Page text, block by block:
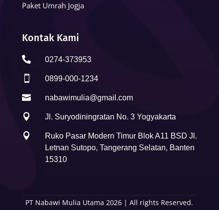
Paket Umrah Jogja
Kontak Kami
 0274-373953
 0899-000-1234
 nabawimulia@gmail.com
 Jl. Suryodiningratan No. 3 Yogyakarta

Ruko Pasar Modern Timur Blok A11 BSD Jl.
Letnan Sutopo, Tangerang Selatan, Banten
15310
PT Nabawi Mulia Utama 2026 | All rights Reserved.